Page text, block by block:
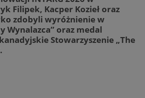
Filipek, Kacper Kozieł oraz
zdobyli wyróżnienie w
Wynalazca” oraz medal
Stowarzyszenie „The